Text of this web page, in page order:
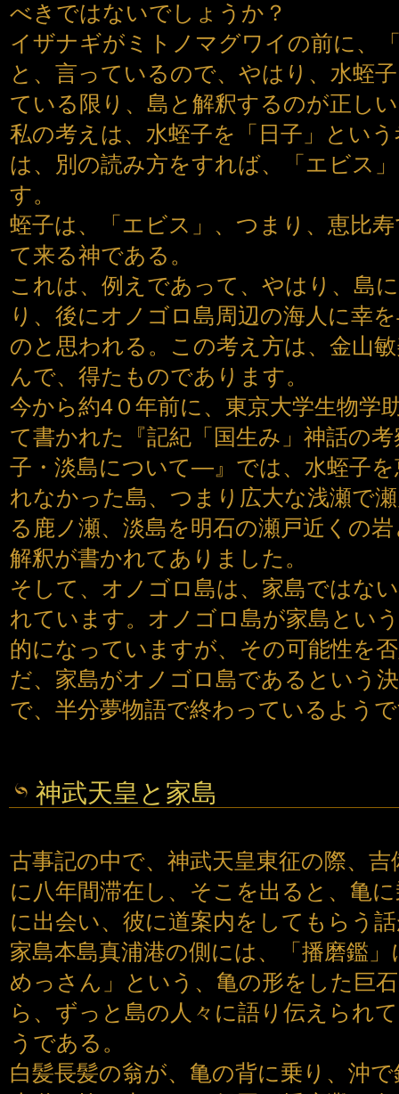
べきではないでしょうか？
イザナギがミトノマグワイの前に、
と、言っているので、やはり、水蛭
ている限り、島と解釈するのが正し
私の考えは、水蛭子を「日子」とい
は、別の読み方をすれば、「エビス
す。
蛭子は、「エビス」、つまり、恵比
て来る神である。
これは、例えであって、やはり、島
り、後にオノゴロ島周辺の海人に幸
のと思われる。この考え方は、金山
んで、得たものであります。
今から約4０年前に、東京大学生物学
て書かれた『記紀「国生み」神話の
子・淡島について—』では、水蛭子
れなかった島、つまり広大な浅瀬で
る鹿ノ瀬、淡島を明石の瀬戸近くの
解釈が書かれてありました。
そして、オノゴロ島は、家島ではな
れています。オノゴロ島が家島とい
的になっていますが、その可能性を
だ、家島がオノゴロ島であるという
で、半分夢物語で終わっているよう
神武天皇と家島
古事記の中で、神武天皇東征の際、
に八年間滞在し、そこを出ると、亀
に出会い、彼に道案内をしてもらう
家島本島真浦港の側には、「播磨鑑
めっさん」という、亀の形をした巨
ら、ずっと島の人々に語り伝えられ
うである。
白髪長髪の翁が、亀の背に乗り、沖